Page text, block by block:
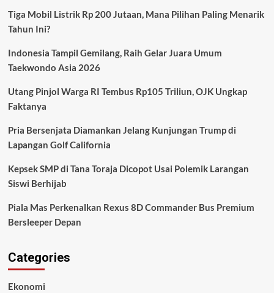
Tiga Mobil Listrik Rp 200 Jutaan, Mana Pilihan Paling Menarik
Tahun Ini?
Indonesia Tampil Gemilang, Raih Gelar Juara Umum
Taekwondo Asia 2026
Utang Pinjol Warga RI Tembus Rp105 Triliun, OJK Ungkap
Faktanya
Pria Bersenjata Diamankan Jelang Kunjungan Trump di
Lapangan Golf California
Kepsek SMP di Tana Toraja Dicopot Usai Polemik Larangan
Siswi Berhijab
Piala Mas Perkenalkan Rexus 8D Commander Bus Premium
Bersleeper Depan
Categories
Ekonomi